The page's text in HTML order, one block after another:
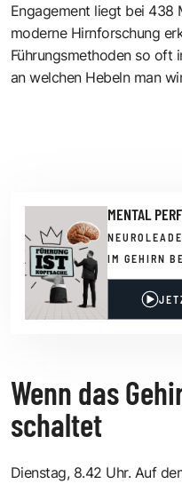
Engagement liegt bei 438
moderne Hirnforschung
Führungsmethoden so oft
an welchen Hebeln man
MENTAL
IM GEHIRN
Wenn das
schaltet
Dienstag, 8.42 Uhr. Auf